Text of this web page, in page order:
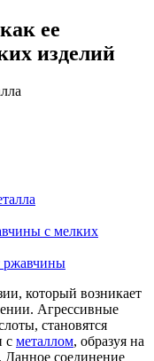
ее
изделий
с мелких
ржавчины
который возникает
Агрессивные
становятся
с металлом, образуя на
Данное соединение